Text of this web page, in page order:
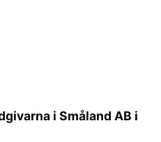
i Småland AB i